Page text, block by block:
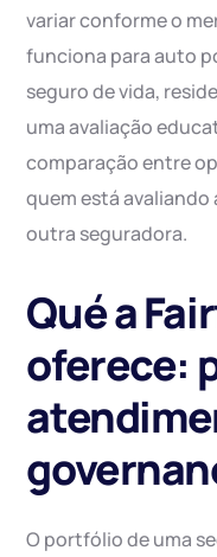
variar conforme o
funciona para auto
seguro de vida,
uma avaliação
comparação entre
quem está avaliando
outra seguradora.
Qué a
oferece:
O portfólio de uma